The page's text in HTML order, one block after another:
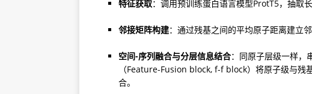
特征获取：调用预训练蛋白语言模型ProtT5，抽取
邻接矩阵构建：通过残基之间的平均原子距离建立邻
空间-序列融合与分层信息结合：同原子层级一样，
（Feature-Fusion block, f-f block）将原子级与残
合。